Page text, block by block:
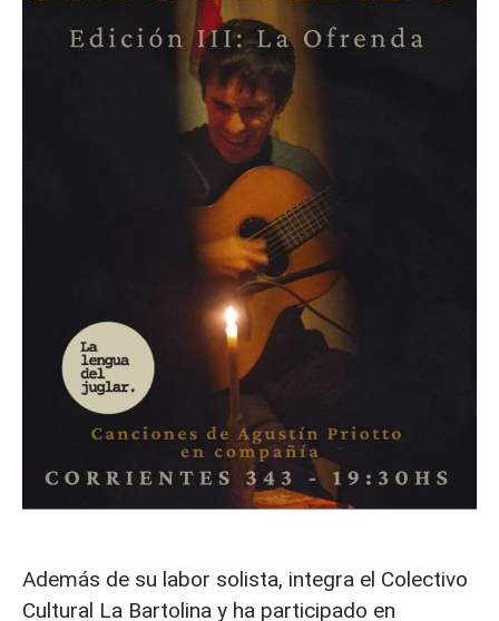
Además de su labor solista, integra el Colectivo
Cultural La Bartolina y ha participado en